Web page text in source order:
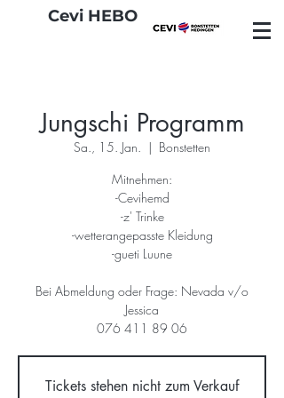
Cevi HEBO
Jungschi Programm
Sa., 15. Jan.
  |
Bonstetten
Mitnehmen:
-Cevihemd
-z' Trinke
-wetterangepasste Kleidung
-gueti Luune
Bei Abmeldung oder Frage: Nevada v/o
Jessica
076 411 89 06
Tickets stehen nicht zum Verkauf